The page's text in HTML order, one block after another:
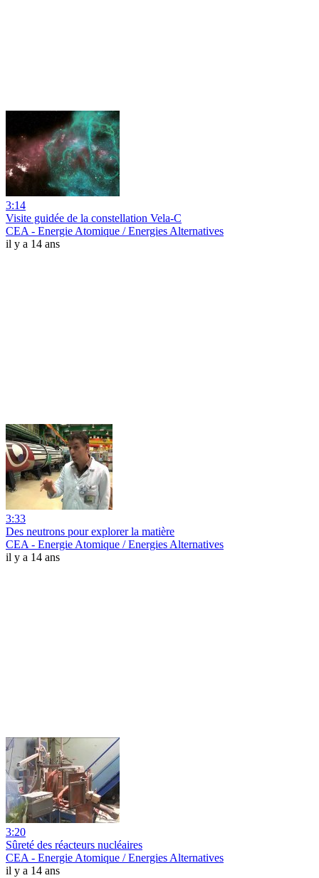
3:14
Visite guidée de la constellation Vela-C
CEA - Energie Atomique / Energies Alternatives
il y a 14 ans
3:33
Des neutrons pour explorer la matière
CEA - Energie Atomique / Energies Alternatives
il y a 14 ans
3:20
Sûreté des réacteurs nucléaires
CEA - Energie Atomique / Energies Alternatives
il y a 14 ans